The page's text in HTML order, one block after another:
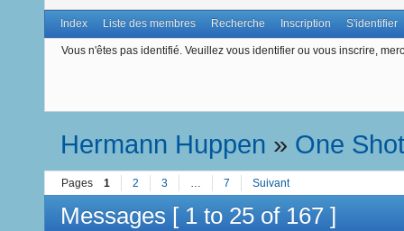
Index Liste des membres Recherche Inscription S'identifier
Vous n'êtes pas identifié. Veuillez vous identifier ou vous inscrire,
Hermann Huppen » One
Pages 1 2 3 7 Suivant
Messages [ 1 to 25 of 167 ]